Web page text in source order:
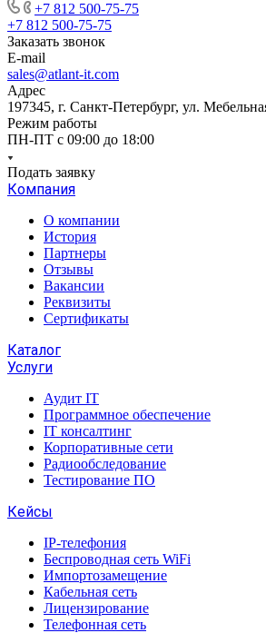
+7 812 500-75-75
+7 812 500-75-75
Заказать звонок
E-mail
sales@atlant-it.com
Адрес
197345, г. Санкт-Петербург, ул.
Режим работы
ПН-ПТ с 09:00 до 18:00
Подать заявку
Компания
О компании
История
Партнеры
Отзывы
Вакансии
Реквизиты
Сертификаты
Каталог
Услуги
Аудит IT
Программное обеспечение
IT консалтинг
Корпоративные сети
Радиообследование
Тестирование ПО
Кейсы
IP-телефония
Беспроводная сеть WiFi
Импортозамещение
Кабельная сеть
Лицензирование
Телефонная сеть